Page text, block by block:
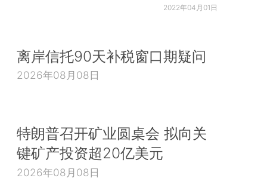
2022年04月01日
离岸信托90天补税窗口期疑问
2026年08月08日
特朗普召开矿业圆桌会 拟向关
键矿产投资超20亿美元
2026年08月08日